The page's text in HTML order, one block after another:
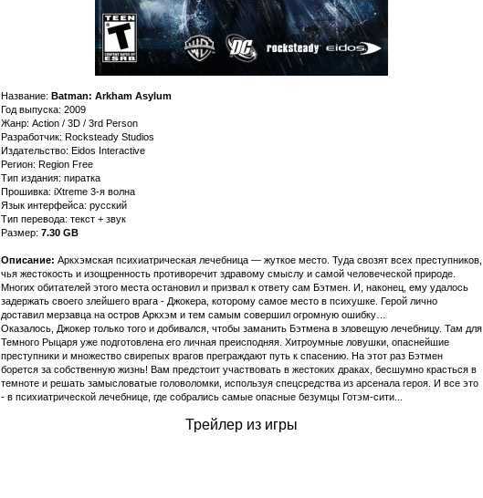
Название: Batman: Arkham Asylum
Год выпуска: 2009
Жанр: Action / 3D / 3rd Person
Разработчик: Rocksteady Studios
Издательство: Eidos Interactive
Регион: Region Free
Тип издания: пиратка
Прошивка: iXtreme 3-я волна
Язык интерфейса: русский
Тип перевода: текст + звук
Размер: 7.30 GB
Описание: Аркхэмская психиатрическая лечебница — жуткое место. Туда свозят всех преступников,
чья жестокость и изощренность противоречит здравому смыслу и самой человеческой природе.
Многих обитателей этого места остановил и призвал к ответу сам Бэтмен. И, наконец, ему удалось
задержать своего злейшего врага - Джокера, которому самое место в психушке. Герой лично
доставил мерзавца на остров Аркхэм и тем самым совершил огромную ошибку…
Оказалось, Джокер только того и добивался, чтобы заманить Бэтмена в зловещую лечебницу. Там для
Темного Рыцаря уже подготовлена его личная преисподняя. Хитроумные ловушки, опаснейшие
преступники и множество свирепых врагов преграждают путь к спасению. На этот раз Бэтмен
борется за собственную жизнь! Вам предстоит участвовать в жестоких драках, бесшумно красться в
темноте и решать замысловатые головоломки, используя спецсредства из арсенала героя. И все это
- в психиатрической лечебнице, где собрались самые опасные безумцы Готэм-сити...
Трейлер из игры